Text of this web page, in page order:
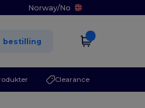
Norway/No
bestilling
Clearance